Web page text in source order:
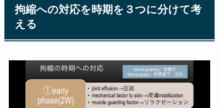
拘縮への対応を時期を３つに分けて考
える